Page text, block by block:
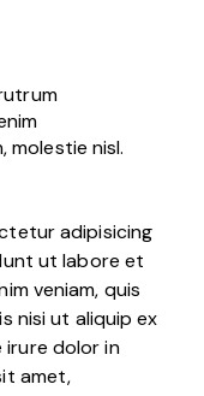
molestie nisl.
adipisicing
ut labore et
veniam, quis
nisi ut aliquip ex
irure dolor in
amet,